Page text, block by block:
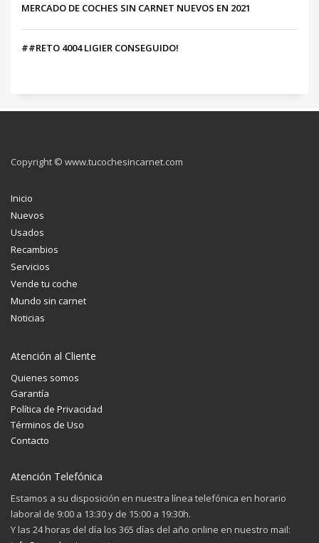
MERCADO DE COCHES SIN CARNET NUEVOS EN 2021
##RETO 4004 LIGIER CONSEGUIDO!
Copyright © www.tucochesincarnet.com
Inicio
Nuevos
Usados
Recambios
Servicios
Vende tu coche
Mundo sin carnet
Noticias
Atención al Cliente
Quienes somos
Garantía
Política de Privacidad
Términos de Uso
Contacto
Atención Telefónica
Estamos a su disposición en nuestra línea telefónica en horario
laboral de 9:00 a 13:30 y de 15:00 a 19:30h.
Y las 24 horas del día los 365 días del año online en nuestro mail: